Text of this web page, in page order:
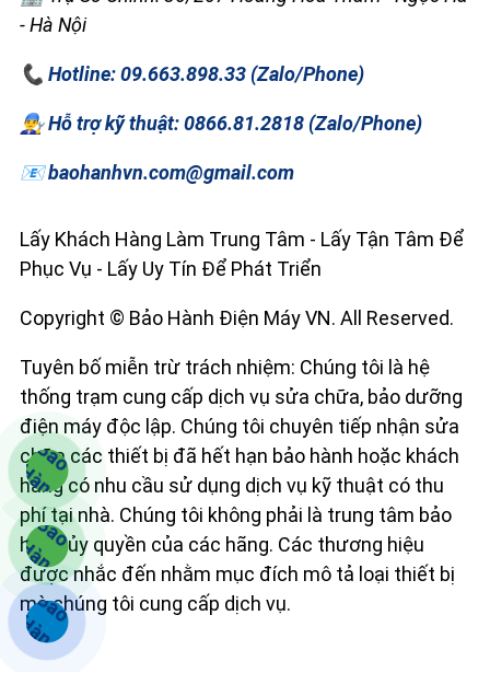
- Hà Nội
📞 Hotline: 09.663.898.33 (Zalo/Phone)
👨‍🔧 Hỗ trợ kỹ thuật: 0866.81.2818 (Zalo/Phone)
📧 baohanhvn.com@gmail.com
Lấy Khách Hàng Làm Trung Tâm - Lấy Tận Tâm Để
Phục Vụ - Lấy Uy Tín Để Phát Triển
Copyright © Bảo Hành Điện Máy VN. All Reserved.
Tuyên bố miễn trừ trách nhiệm: Chúng tôi là hệ
thống trạm cung cấp dịch vụ sửa chữa, bảo dưỡng
điện máy độc lập. Chúng tôi chuyên tiếp nhận sửa
chữa các thiết bị đã hết hạn bảo hành hoặc khách
hàng có nhu cầu sử dụng dịch vụ kỹ thuật có thu
phí tại nhà. Chúng tôi không phải là trung tâm bảo
hành ủy quyền của các hãng. Các thương hiệu
được nhắc đến nhằm mục đích mô tả loại thiết bị
mà chúng tôi cung cấp dịch vụ.